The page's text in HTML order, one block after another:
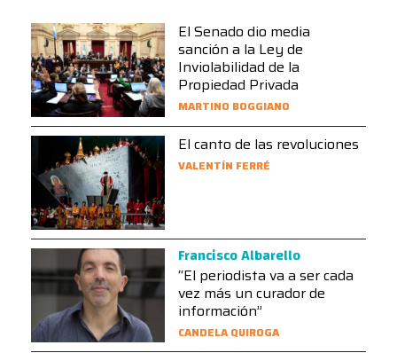
El Senado dio media
sanción a la Ley de
Inviolabilidad de la
Propiedad Privada
MARTINO BOGGIANO
El canto de las revoluciones
VALENTÍN FERRÉ
Francisco Albarello
“El periodista va a ser cada
vez más un curador de
información”
CANDELA QUIROGA